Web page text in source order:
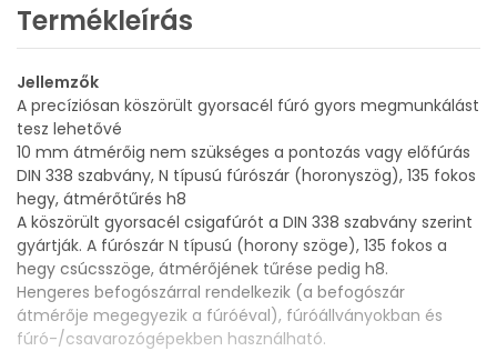
Termékleírás
Jellemzők
A precíziósan köszörült gyorsacél fúró gyors megmunkálást
tesz lehetővé
10 mm átmérőig nem szükséges a pontozás vagy előfúrás
DIN 338 szabvány, N típusú fúrószár (horonyszög), 135 fokos
hegy, átmérőtűrés h8
A köszörült gyorsacél csigafúrót a DIN 338 szabvány szerint
gyártják. A fúrószár N típusú (horony szöge), 135 fokos a
hegy csúcsszöge, átmérőjének tűrése pedig h8.
Hengeres befogószárral rendelkezik (a befogószár
átmérője megegyezik a fúróéval), fúróállványokban és
fúró-/csavarozógépekben használható.